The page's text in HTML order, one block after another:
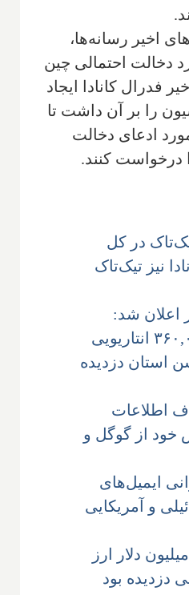
اخیر رسانه‌ها،
دخالت احتمالی چین
فدرال کانادا ایجاد
را بر آن داشت تا
ادعای دخالت
درخواست کنند.
در کل
نیز تیک‌تاک
اعلان شد:
اطلاعات شخصی ۳۶۰,۰۰۰ انتاریویی
استان دزدیده
اطلاعات
از گوگل و
ایمیل‌های
و آمریکایی
جوان کانادایی که ۴۶ میلیون دلار ارز
دزدیده بود